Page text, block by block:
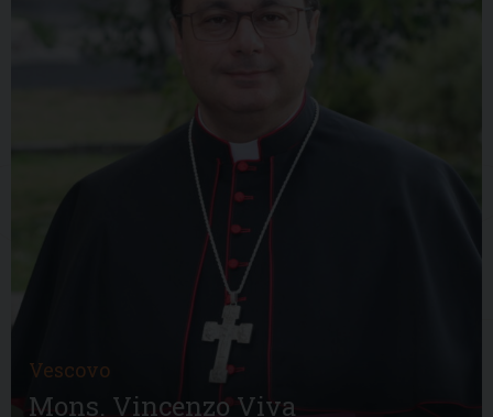
Vescovo
Mons. Vincenzo Viva